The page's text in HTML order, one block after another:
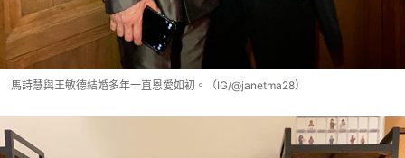
馬詩慧與王敏德結婚多年一直恩愛如初。（IG/@janetma28）